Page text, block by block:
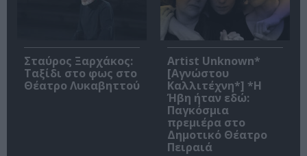
Σταύρος Ξαρχάκος:
Ταξίδι στο φως στο
Θέατρο Λυκαβηττού
Artist Unknown*
[Αγνώστου
Καλλιτέχνη*] *Η
Ήβη ήταν εδώ:
Παγκόσμια
πρεμιέρα στο
Δημοτικό Θέατρο
Πειραιά